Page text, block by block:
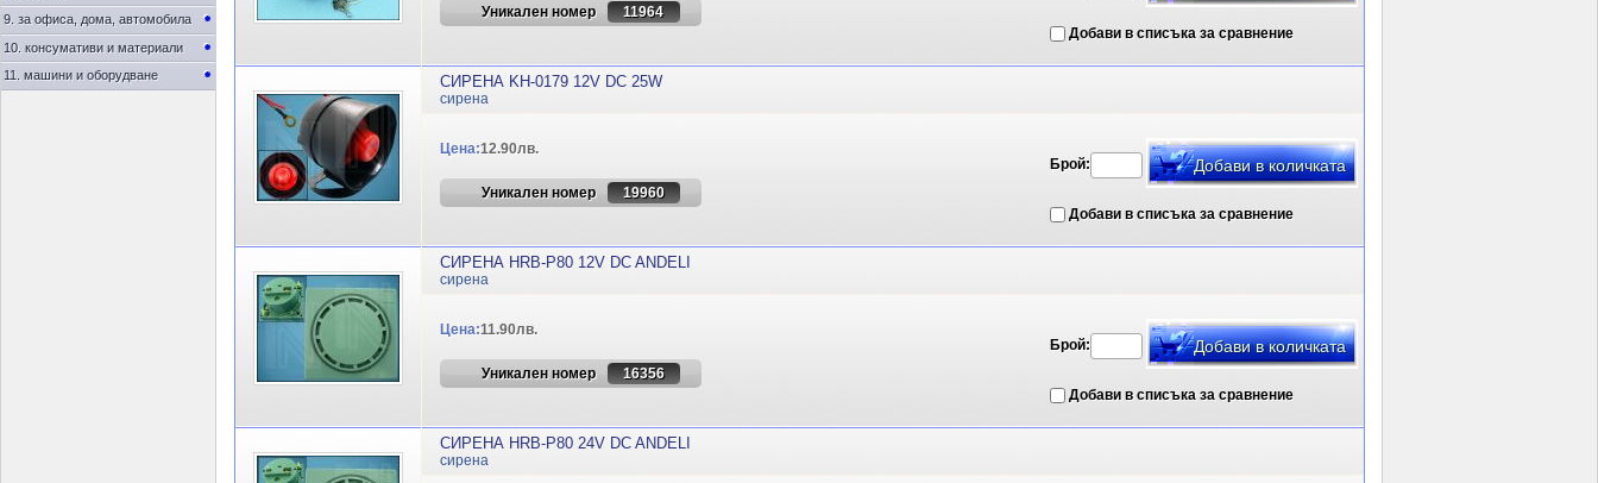
9. за офиса, дома, автомобила
10. консумативи и материали
11. машини и оборудване
Добави в списъка за сравнение
Уникален номер 11964
СИРЕНА KH-0179 12V DC 25W
сирена
Брой:
Добави в списъка за сравнение
Цена:12.90лв.
Уникален номер 19960
СИРЕНА HRB-P80 12V DC ANDELI
сирена
Брой:
Добави в списъка за сравнение
Цена:11.90лв.
Уникален номер 16356
СИРЕНА HRB-P80 24V DC ANDELI
сирена